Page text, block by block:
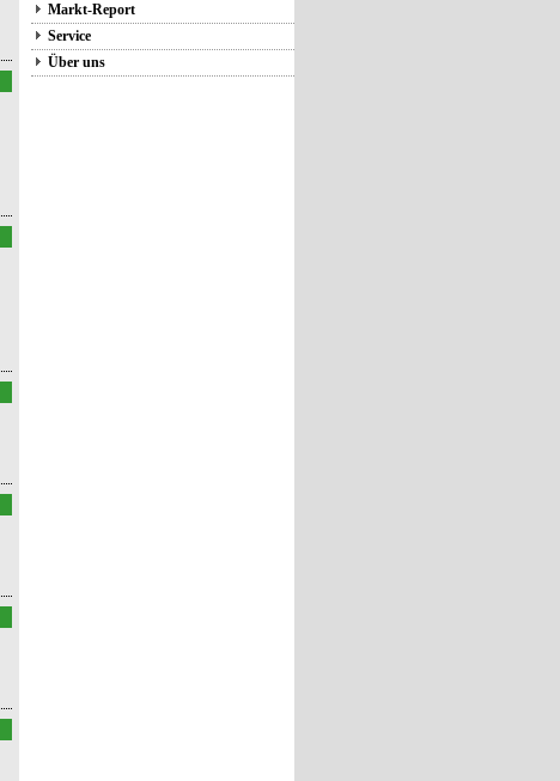
Markt-Report
Service
Über uns